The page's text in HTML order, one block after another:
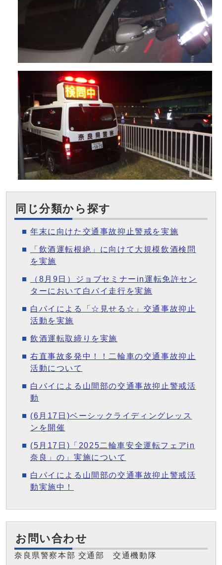
同じ分類から探す
年末に向けた交通事故抑止警戒を実施
「飲酒運転根絶」に向けて大規模飲酒検問
を実施
（8月9日）ジョブセミナーin運転免許セン
ターにおいて白バイ走行を実施
白バイによる「☆見せる☆」交通事故抑止
活動を実施
飲酒運転取締りを実施
右直事故多発中！！二輪車の交通事故抑止
活動について
白バイによる山間部の交通事故抑止警戒活
動
(6月17日)ベーシックライディングレッス
ンを開催
(5月17日)「2025二輪車安全運転フェアin
奈良」の」実施について
白バイによる山間部の交通事故抑止警戒活
動実施中！
お問い合わせ
奈良県警察本部 交通部 交通機動隊